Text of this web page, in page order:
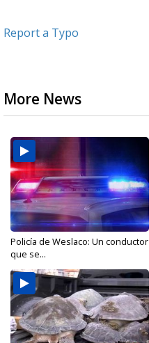
Report a Typo
More News
Policía de Weslaco: Un conductor
que se...